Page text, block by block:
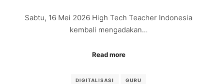
Sabtu, 16 Mei 2026 High Tech Teacher Indonesia
kembali mengadakan…
Read more
DIGITALISASI GURU